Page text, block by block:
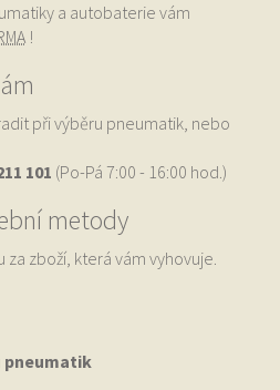
a autobaterie vám
!
při výběru pneumatik, nebo
101 (Po-Pá 7:00 - 16:00 hod.)
metody
za zboží, která vám vyhovuje.
pneumatik